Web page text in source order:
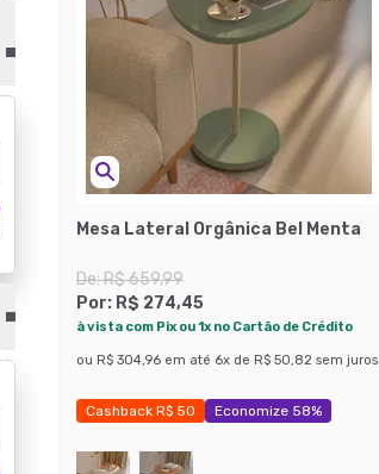
Mesa Lateral Orgânica Bel Menta
De:R$ 659,99
Por: R$ 274,45
à vista com Pix ou 1x no Cartão de Crédito
ou R$ 304,96 em até 6x de R$ 50,82 sem juros
Cashback R$ 50 Economize 58%